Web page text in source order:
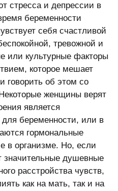
стресса и депрессии в
беременности
себя счастливой
тревожной и
или культурные факторы
которое мешает
говорить об этом со
женщины верят
является
беременности, или в
гормональные
в организме. Но, если
душевные
расстройства чувств,
как на мать, так и на